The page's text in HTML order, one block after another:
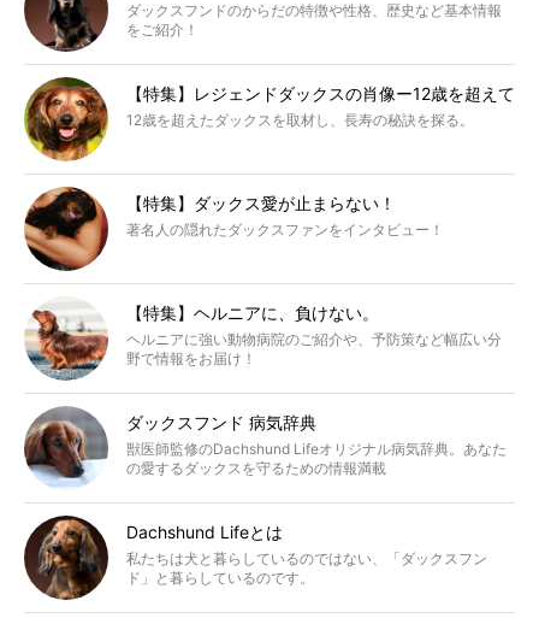
ダックスフンドのからだの特徴や性格、歴史など基本情報
をご紹介！
【特集】レジェンドダックスの肖像ー12歳を超えて
12歳を超えたダックスを取材し、長寿の秘訣を探る。
【特集】ダックス愛が止まらない！
著名人の隠れたダックスファンをインタビュー！
【特集】ヘルニアに、負けない。
ヘルニアに強い動物病院のご紹介や、予防策など幅広い分
野で情報をお届け！
ダックスフンド 病気辞典
獣医師監修のDachshund Lifeオリジナル病気辞典。あなた
の愛するダックスを守るための情報満載
Dachshund Lifeとは
私たちは犬と暮らしているのではない、「ダックスフン
ド」と暮らしているのです。